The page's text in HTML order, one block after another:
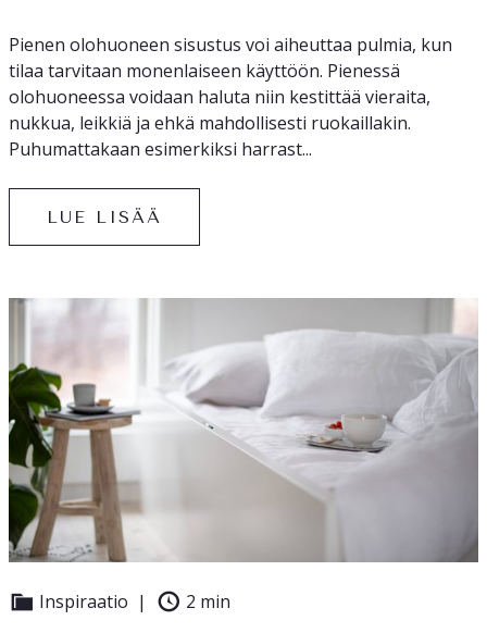
Pienen olohuoneen sisustus voi aiheuttaa pulmia, kun
tilaa tarvitaan monenlaiseen käyttöön. Pienessä
olohuoneessa voidaan haluta niin kestittää vieraita,
nukkua, leikkiä ja ehkä mahdollisesti ruokaillakin.
Puhumattakaan esimerkiksi harrast...
LUE LISÄÄ
Inspiraatio 2 min